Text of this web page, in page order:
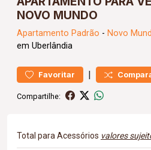
NOVO MUNDO
Apartamento Padrão - Novo
em Uberlândia
Favoritar |
Compartilhe:
Total para Acessórios valores